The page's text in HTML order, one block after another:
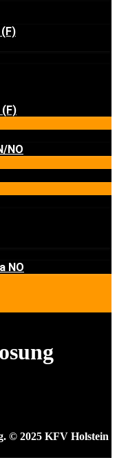
(F)
NO
NO
© 2025 KFV Holstein